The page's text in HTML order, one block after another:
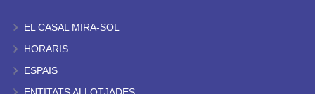
EL CASAL MIRA-SOL
HORARIS
ESPAIS